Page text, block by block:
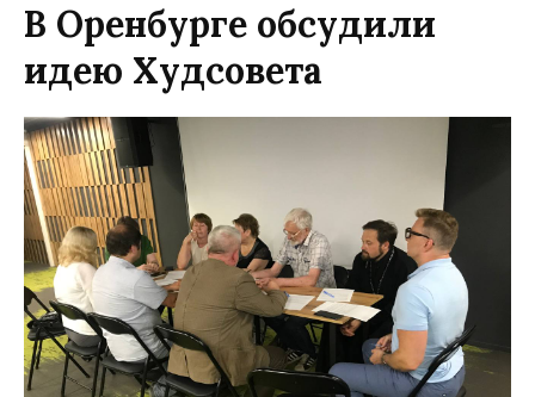
В Оренбурге обсудили
идею Худсовета